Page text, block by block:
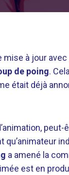
mise à jour avec
de poing.
était déjà
peut-
a amené la
est en